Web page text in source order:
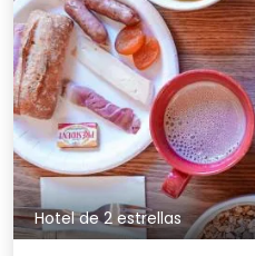
Hotel de 2 estrellas